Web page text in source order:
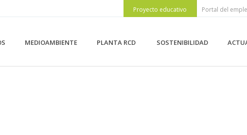
Proyecto educativo Portal del
MEDIOAMBIENTE PLANTA RCD SOSTENIBILIDAD